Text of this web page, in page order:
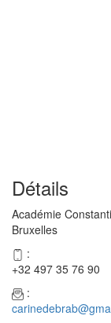
Détails
Académie
Bruxelles
:
+32 497 35 76 90
: